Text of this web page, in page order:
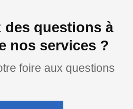
des questions à
nos services ?
foire aux questions